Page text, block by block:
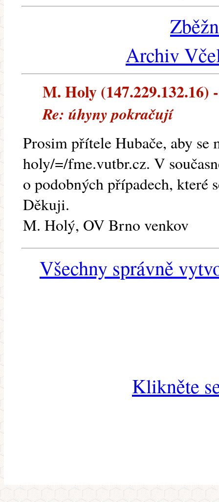
Archiv
M. Holy (147.229.132.16)
Re: úhyny pokračují
Prosim přítele Hubače, aby se
holy/=/fme.vutbr.cz. V
o podobných případech, které
Děkuji.
M. Holý, OV Brno venkov
Všechny správně
Klikněte